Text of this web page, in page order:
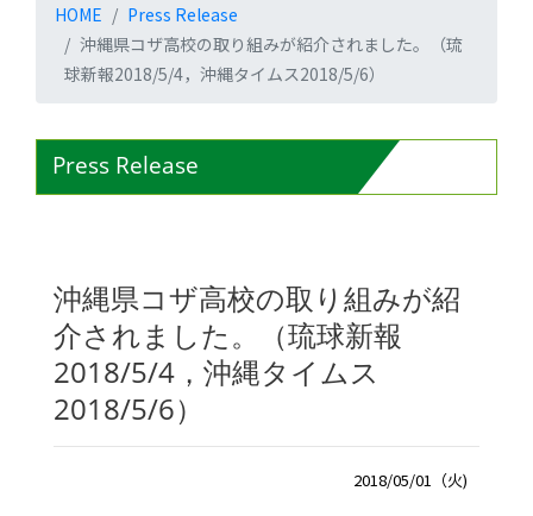
HOME
Press Release
沖縄県コザ高校の取り組みが紹介されました。（琉
球新報2018/5/4，沖縄タイムス2018/5/6）
Press Release
沖縄県コザ高校の取り組みが紹
介されました。（琉球新報
2018/5/4，沖縄タイムス
2018/5/6）
2018/05/01（火)